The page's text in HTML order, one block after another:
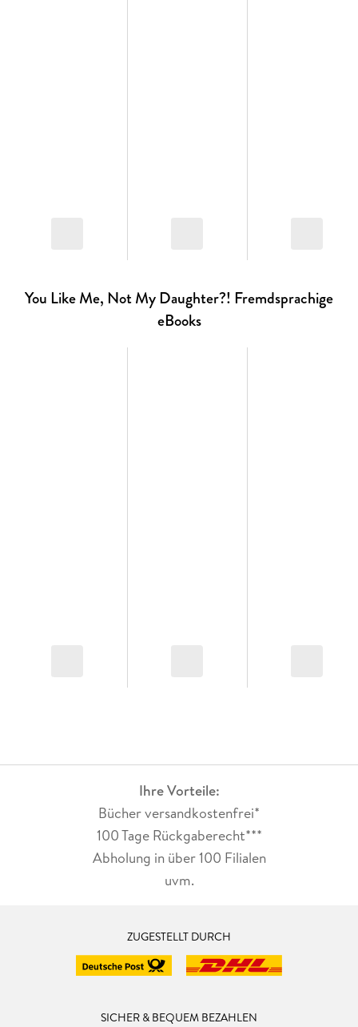
You Like Me, Not My Daughter?! Fremdsprachige
eBooks
Ihre Vorteile:
Bücher versandkostenfrei*
100 Tage Rückgaberecht***
Abholung in über 100 Filialen
uvm.
ZUGESTELLT DURCH
SICHER & BEQUEM BEZAHLEN